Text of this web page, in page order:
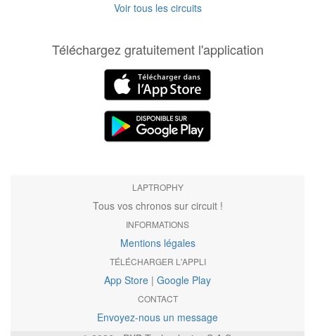
Voir tous les circuits
Téléchargez gratuitement l'application
LAPTROPHY
Tous vos chronos sur circuit !
INFORMATIONS
Mentions légales
TÉLÉCHARGER L'APPLI
App Store | Google Play
CONTACT
Envoyez-nous un message